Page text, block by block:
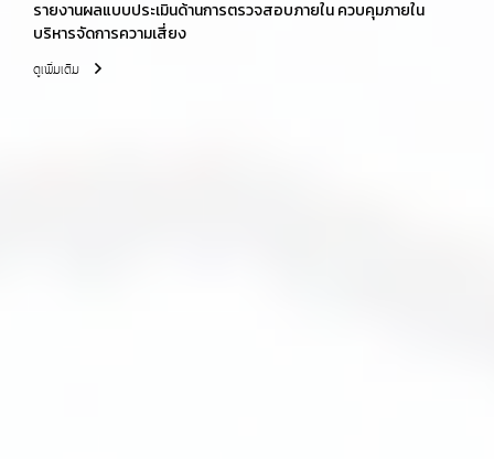
รายงานผลแบบประเมินด้านการตรวจสอบภายใน ควบคุมภายใน
บริหารจัดการความเสี่ยง
ดูเพิ่มเติม